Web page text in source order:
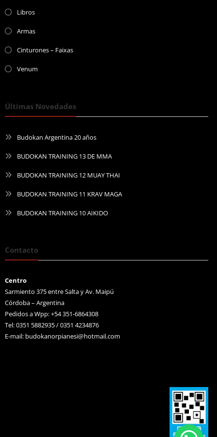
Libros
Armas
Cinturones – Faixas
Venum
Últimas Novedades
Budokan Argentina 20 años
BUDOKAN TRAINING 13 DE MMA
BUDOKAN TRAINING 12 MUAY THAI
BUDOKAN TRAINING 11 KRAV MAGA
BUDOKAN TRAINING 10 AIKIDO
Contacto
Centro
Sarmiento 375 entre Salta y Av. Maipú
Córdoba – Argentina
Pedidos a Wpp: +54 351-6864308
Tel: 0351 5882935 / 0351 4234876
E-mail: budokanorpianesi@hotmail.com